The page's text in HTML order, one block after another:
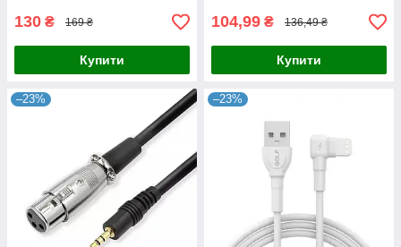
130 ₴ 169 ₴
Купити
104,99 ₴ 136,49 ₴
Купити
–23% –23%